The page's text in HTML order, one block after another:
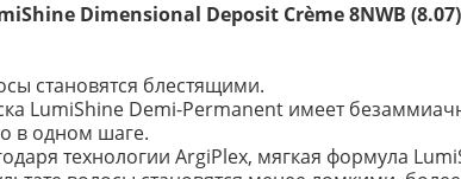
Dimensional Deposit Crème 8NWB
становятся блестящими.
LumiShine Demi-Permanent имеет
в одном шаге.
технологии ArgiPlex, мягкая формула